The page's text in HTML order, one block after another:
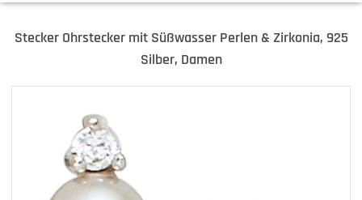
Stecker Ohrstecker mit Süßwasser Perlen & Zirkonia, 925
Silber, Damen